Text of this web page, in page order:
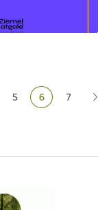
Lapa
5 Pašreizējā lapa
6 Lapa
7